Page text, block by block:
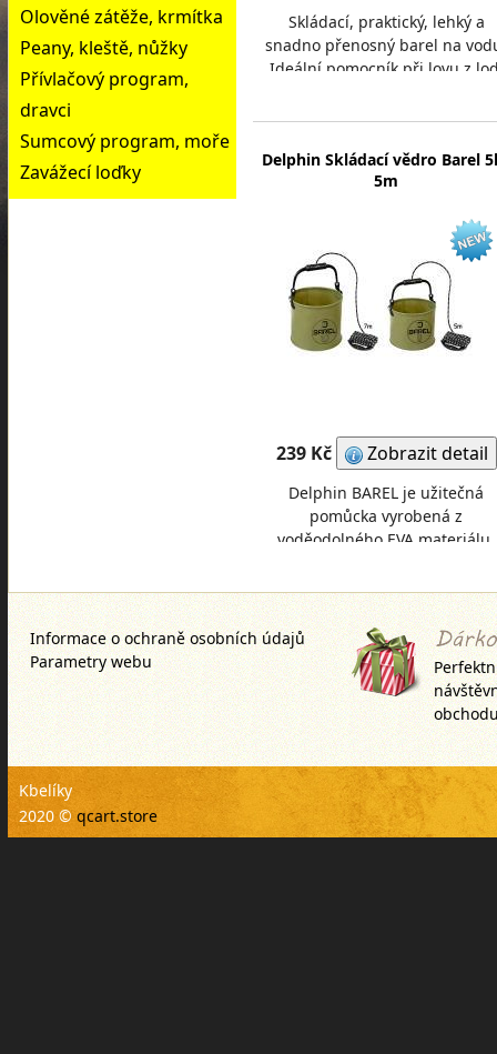
Olověné zátěže, krmítka
Peany, kleště, nůžky
Přívlačový program,
dravci
Sumcový program, moře
Zavážecí loďky
Skládací, praktický, lehký a
snadno přenosný barel na
Ideální pomocník při lovu z
Delphin Skládací vědro Barel
5m
239 Kč Zobrazit detail
Delphin BAREL je užitečná
pomůcka vyrobená z
voděodolného EVA materiálu,
Informace o ochraně osobních údajů
Parametry webu
Kbelíky
2020 © qcart.store